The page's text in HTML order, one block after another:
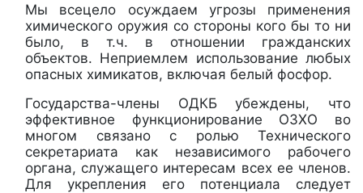
Мы всецело осуждаем угрозы применения
химического оружия со стороны кого бы то ни
было, в т.ч. в отношении гражданских
объектов. Неприемлем использование любых
опасных химикатов, включая белый фосфор.
Государства-члены ОДКБ убеждены, что
эффективное функционирование ОЗХО во
многом связано с ролью Технического
секретариата как независимого рабочего
органа, служащего интересам всех ее членов.
Для укрепления его потенциала следует